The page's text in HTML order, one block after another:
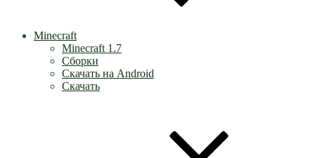
Minecraft
Minecraft 1.7
Сборки
Скачать на Android
Скачать